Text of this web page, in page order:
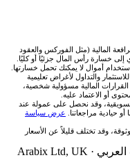
المالية (مثل الفوركس والعقود
خسارة رأس المال جزئيًا أو كليًا.
أموال لا يمكنك تحمل خسارتها.
والتداول لأغراض تعليمية
القرارات المالية مسؤولية شخصية،
أو الاعتماد عليه.
وقد نحصل على عمولة عند
حيادية مراجعاتنا. عرض سياسة
وقد تختلف قليلاً عن الأسعار
Arabix Ltd, UK